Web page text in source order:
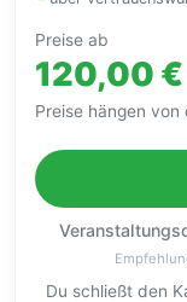
Preise ab
120,00 €
Preise hängen
Du schließt den